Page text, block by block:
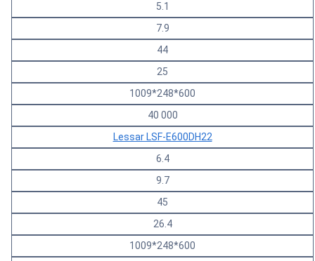
5.1
7.9
44
25
1009*248*600
40 000
Lessar LSF-E600DH22
6.4
9.7
45
26.4
1009*248*600